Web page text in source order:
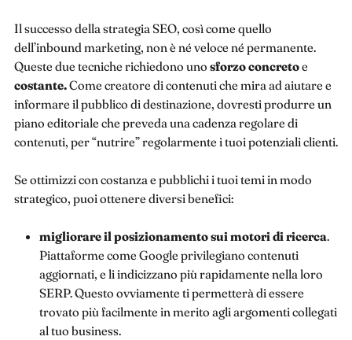
Il successo della strategia SEO, così come quello
dell’inbound marketing, non è né veloce né permanente.
Queste due tecniche richiedono uno sforzo concretoe
costante.Come creatore di contenuti che mira ad aiutare e
informare il pubblico di destinazione, dovresti produrre un
piano editoriale che preveda una cadenza regolare di
contenuti, per “nutrire” regolarmente i tuoi potenziali clienti.
Se ottimizzi con costanza e pubblichi i tuoi temi in modo
strategico, puoi ottenere diversi benefici:
migliorare il posizionamento sui motori di ricerca.
Piattaforme come Google privilegiano contenuti
aggiornati, e li indicizzano più rapidamente nella loro
SERP. Questo ovviamente ti permetterà di essere
trovato più facilmente in merito agli argomenti collegati
al tuo business.